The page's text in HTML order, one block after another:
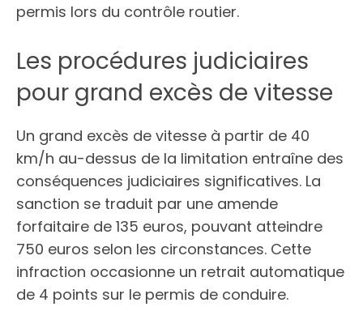
permis lors du contrôle routier.
Les procédures judiciaires
pour grand excès de vitesse
Un grand excès de vitesse à partir de 40
km/h au-dessus de la limitation entraîne des
conséquences judiciaires significatives. La
sanction se traduit par une amende
forfaitaire de 135 euros, pouvant atteindre
750 euros selon les circonstances. Cette
infraction occasionne un retrait automatique
de 4 points sur le permis de conduire.